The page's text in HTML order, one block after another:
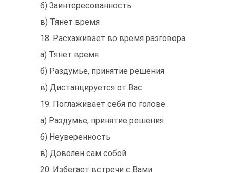
б) Заинтересованность
в) Тянет время
18. Расхаживает во время разговора
а) Тянет время
б) Раздумье, принятие решения
в) Дистанцируется от Вас
19. Поглаживает себя по голове
а) Раздумье, принятие решения
б) Неуверенность
в) Доволен сам собой
20. Избегает встречи с Вами